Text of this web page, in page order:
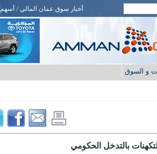
أخبار سوق عمان المالي / أسهم
و السوق
بالتدخل الحكومي